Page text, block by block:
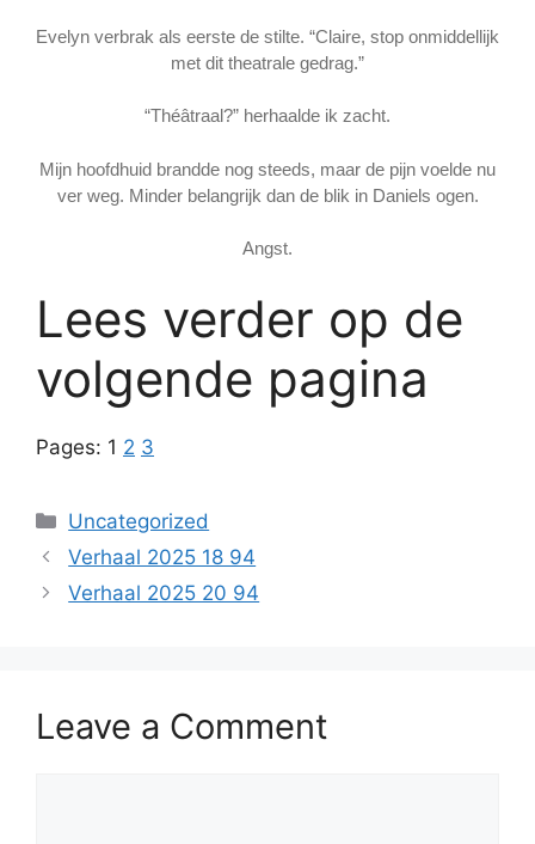
Evelyn verbrak als eerste de stilte. “Claire, stop onmiddellijk
met dit theatrale gedrag.”
“Théâtraal?” herhaalde ik zacht.
Mijn hoofdhuid brandde nog steeds, maar de pijn voelde nu
ver weg. Minder belangrijk dan de blik in Daniels ogen.
Angst.
Lees verder op de
volgende pagina
Pages: 1 2 3
Categories
Uncategorized
Verhaal 2025 18 94
Verhaal 2025 20 94
Leave a Comment